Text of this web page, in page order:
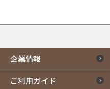
企業情報
ご利用ガイド